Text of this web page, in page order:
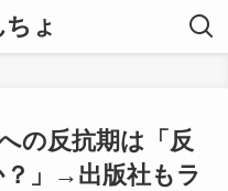
ょ
の反抗期は「反
」→出版社もラ